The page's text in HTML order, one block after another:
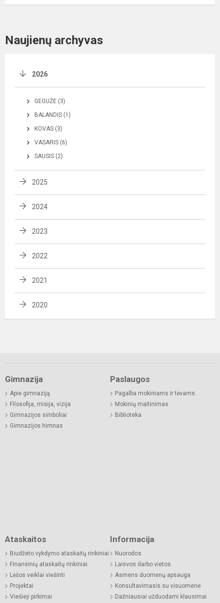
Naujienų archyvas
2026
GEGUŽĖ (3)
BALANDIS (1)
KOVAS (3)
VASARIS (6)
SAUSIS (2)
2025
2024
2023
2022
2021
2020
Gimnazija
Apie gimnaziją
Filosofija, misija, vizija
Gimnazijos simboliai
Gimnazijos himnas
Paslaugos
Pagalba mokiniams ir tėvams
Mokinių maitinimas
Biblioteka
Ataskaitos
Biudžeto vykdymo ataskaitų rinkiniai
Finansinių ataskaitų rinkiniai
Lėšos veiklai viešinti
Projektai
Viešieji pirkimai
Informacija
Nuorodos
Laisvos darbo vietos
Asmens duomenų apsauga
Konsultavimasis su visuomene
Dažniausiai užduodami klausimai